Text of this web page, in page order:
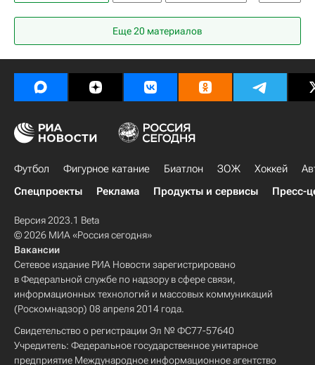
Лига Наций
Мойзе Кин
Лига наций УЕФА. Лига B
Германия
Италия
Еще 20 материалов
Футбол Фигурное катание Биатлон ЗОЖ Хоккей
Спецпроекты
Реклама Продукты и сервисы Пресс-
Версия 2023.1 Beta
© 2026 МИА «Россия сегодня»
Вакансии
Сетевое издание РИА Новости зарегистрировано
в Федеральной службе по надзору в сфере связи,
информационных технологий и массовых коммуникаций
(Роскомнадзор) 08 апреля 2014 года.
Свидетельство о регистрации Эл № ФС77-57640
Учредитель: Федеральное государственное унитарное
предприятие Международное информационное агентство